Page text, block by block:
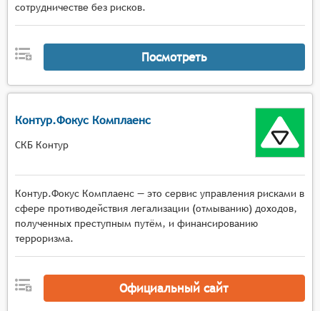
сотрудничестве без рисков.
Посмотреть
Контур.Фокус Комплаенс
СКБ Контур
Контур.Фокус Комплаенс — это сервис управления рисками в
сфере противодействия легализации (отмыванию) доходов,
полученных преступным путём, и финансированию
терроризма.
Официальный сайт